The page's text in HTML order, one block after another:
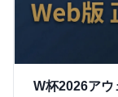
W杯2026ア